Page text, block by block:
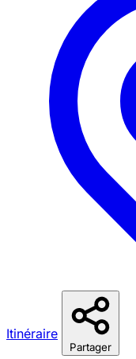
Itinéraire
Partager